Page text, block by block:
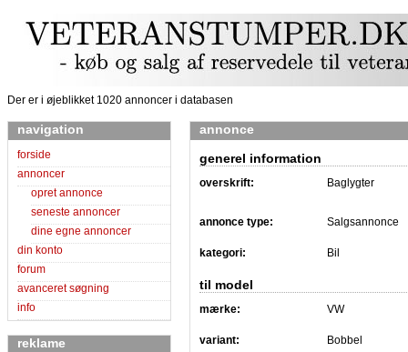
Der er i øjeblikket 1020 annoncer i databasen
navigation
forside
annoncer
opret annonce
seneste annoncer
dine egne annoncer
din konto
forum
avanceret søgning
info
reklame
annonce
generel information
overskrift: Baglygter
annonce type: Salgsannonce
kategori: Bil
til model
mærke: VW
variant: Bobbel